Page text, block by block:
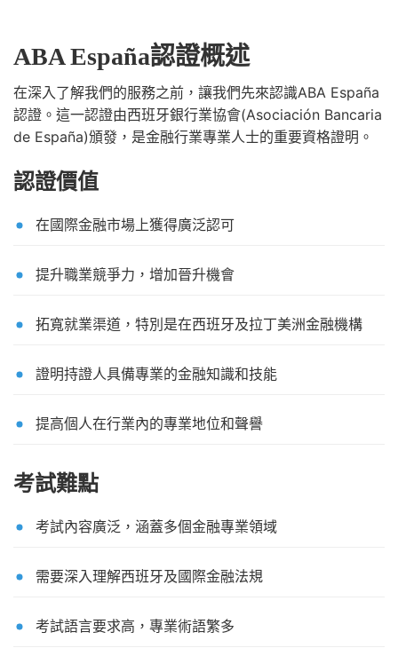
ABA España認證概述
在深入了解我們的服務之前，讓我們先來認識ABA España
認證。這一認證由西班牙銀行業協會(Asociación Bancaria
de España)頒發，是金融行業專業人士的重要資格證明。
認證價值
在國際金融市場上獲得廣泛認可
提升職業競爭力，增加晉升機會
拓寬就業渠道，特別是在西班牙及拉丁美洲金融機構
證明持證人具備專業的金融知識和技能
提高個人在行業內的專業地位和聲譽
考試難點
考試內容廣泛，涵蓋多個金融專業領域
需要深入理解西班牙及國際金融法規
考試語言要求高，專業術語繁多